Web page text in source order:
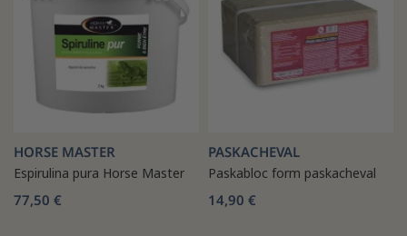
HORSE MASTER
Espirulina pura Horse Master
77,50 €
PASKACHEVAL
Paskabloc form paskacheval
14,90 €